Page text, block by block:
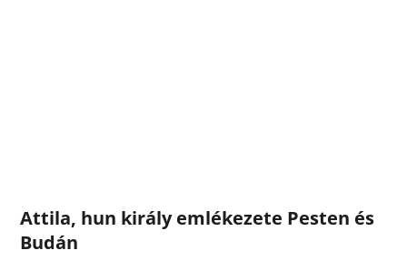
Attila, hun király emlékezete Pesten és
Budán